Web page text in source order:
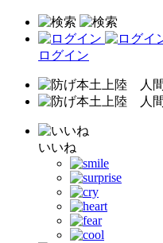
ログイン
いいね